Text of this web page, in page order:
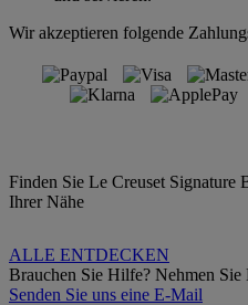
Wir akzeptieren folgende
Finden Sie Le Creuset Signature
Ihrer Nähe
ALLE ENTDECKEN
Brauchen Sie Hilfe? Nehmen Sie
Senden Sie uns eine E-Mail